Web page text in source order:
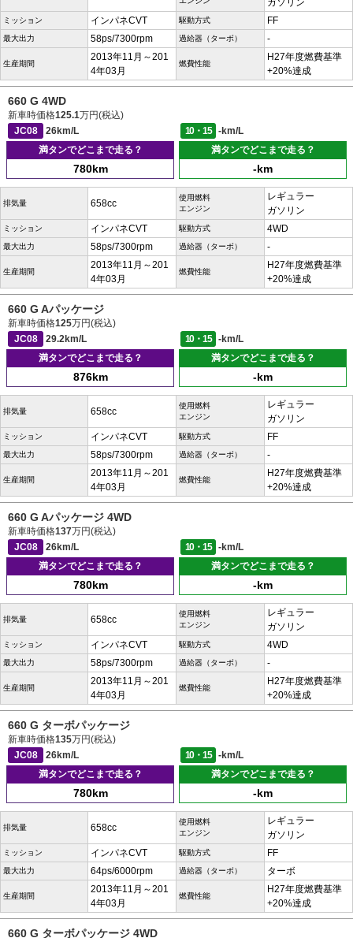
ガソリン
ミッション インパネCVT 駆動方式 FF
最大出力 58ps/7300rpm 過給器（ターボ） -
生産期間
2013年11月～201
4年03月
燃費性能
H27年度燃費基準
+20%達成
660 G 4WD
新車時価格125.1万円(税込)
JC08
26km/L 10・15
-km/L
満タンでどこまで走る？
780km
満タンでどこまで走る？
-km
排気量 658cc
使用燃料
エンジン
レギュラー
ガソリン
ミッション インパネCVT 駆動方式 4WD
最大出力 58ps/7300rpm 過給器（ターボ） -
生産期間
2013年11月～201
4年03月
燃費性能
H27年度燃費基準
+20%達成
660 G Aパッケージ
新車時価格125万円(税込)
JC08
29.2km/L 10・15
-km/L
満タンでどこまで走る？
876km
満タンでどこまで走る？
-km
排気量 658cc
使用燃料
エンジン
レギュラー
ガソリン
ミッション インパネCVT 駆動方式 FF
最大出力 58ps/7300rpm 過給器（ターボ） -
生産期間
2013年11月～201
4年03月
燃費性能
H27年度燃費基準
+20%達成
660 G Aパッケージ 4WD
新車時価格137万円(税込)
JC08
26km/L 10・15
-km/L
満タンでどこまで走る？
780km
満タンでどこまで走る？
-km
排気量 658cc
使用燃料
エンジン
レギュラー
ガソリン
ミッション インパネCVT 駆動方式 4WD
最大出力 58ps/7300rpm 過給器（ターボ） -
生産期間
2013年11月～201
4年03月
燃費性能
H27年度燃費基準
+20%達成
660 G ターボパッケージ
新車時価格135万円(税込)
JC08
26km/L 10・15
-km/L
満タンでどこまで走る？
780km
満タンでどこまで走る？
-km
排気量 658cc
使用燃料
エンジン
レギュラー
ガソリン
ミッション インパネCVT 駆動方式 FF
最大出力 64ps/6000rpm 過給器（ターボ） ターボ
生産期間
2013年11月～201
4年03月
燃費性能
H27年度燃費基準
+20%達成
660 G ターボパッケージ 4WD